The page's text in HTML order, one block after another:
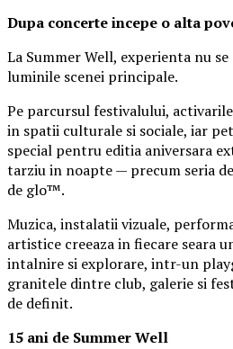
Dupa concerte incepe o alta
La Summer Well, experienta nu
luminile scenei principale.
Pe parcursul festivalului,
in spatii culturale si sociale, iar
special pentru editia aniversara
tarziu in noapte — precum seria
de glo™.
Muzica, instalatii vizuale,
artistice creeaza in fiecare seara
intalnire si explorare, intr-un
granitele dintre club, galerie si
de definit.
15 ani de Summer Well